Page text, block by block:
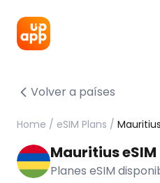
Volver a países
Home / eSIM Plans / Mauritius
Mauritius eSIM
Planes eSIM